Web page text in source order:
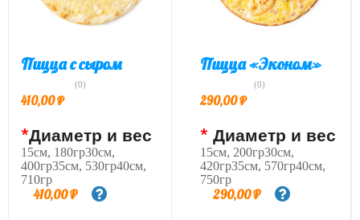
Пицца с сыром
(0)
410,00₽
*Диаметр и вес
15см, 180гр30см,
400гр35см, 530гр40см,
710гр
410,00₽
Пицца «Эконом»
(0)
290,00₽
* Диаметр и вес
15см, 200гр30см,
420гр35см, 570гр40см,
750гр
290,00₽